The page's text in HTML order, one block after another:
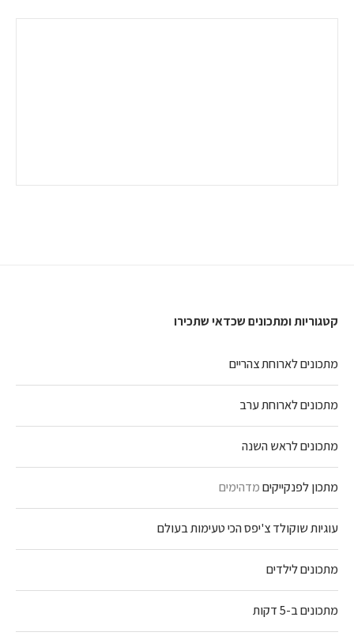
קטגוריות ומתכונים שכדאי שתכירו
מתכונים לארוחת צהריים
מתכונים לארוחת ערב
מתכונים לראש השנה
מתכון לפנקייקיםמדהימים
עוגיות שוקולד צ'יפס הכי טעימות בעולם
מתכונים לילדים
מתכונים ב-5 דקות